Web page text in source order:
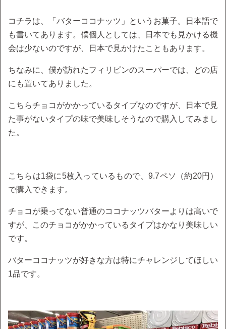
コチラは、「バターココナッツ」というお菓子。日本語で
も書いてあります。僕個人としては、日本でも見かける機
会は少ないのですが、日本で見かけたこともあります。
ちなみに、僕が訪れたフィリピンのスーパーでは、どの店
にも置いてありました。
こちらチョコがかかっているタイプなのですが、日本で見
た事がないタイプの味で美味しそうなので購入してみまし
た。
こちらは1袋に5枚入っているもので、9.7ペソ（約20円）
で購入できます。
チョコが乗ってない普通のココナッツバターよりは高いで
すが、このチョコがかかっているタイプはかなり美味しい
です。
バターココナッツが好きな方は特にチャレンジしてほしい
1品です。